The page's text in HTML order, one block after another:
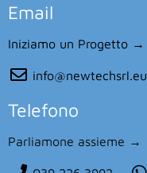
Email
Iniziamo un Progetto →
info@newtechsrl.eu
Telefono
Parliamone assieme →